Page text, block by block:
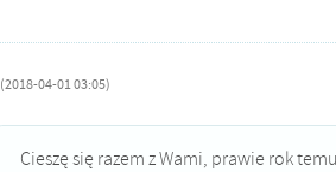
(2018-04-01 03:05)
Cieszę się razem z Wami, prawie rok